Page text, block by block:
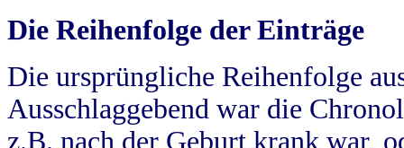
Die Reihenfolge der Einträge
Die ursprüngliche Reihenfolge
Ausschlaggebend war die
z.B. nach der Geburt krank war,